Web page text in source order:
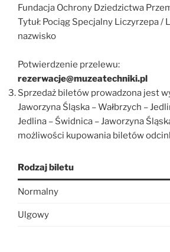
Fundacja Ochrony Dziedzictwa
Tytuł: Pociąg Specjalny Liczyrzepa /
nazwisko
Potwierdzenie przelewu:
rezerwacje@muzeatechniki.pl
Sprzedaż biletów prowadzona jest
Jaworzyna Śląska – Wałbrzych –
Jedlina – Świdnica – Jaworzyna
możliwości kupowania biletów
Rodzaj biletu
Normalny
Ulgowy